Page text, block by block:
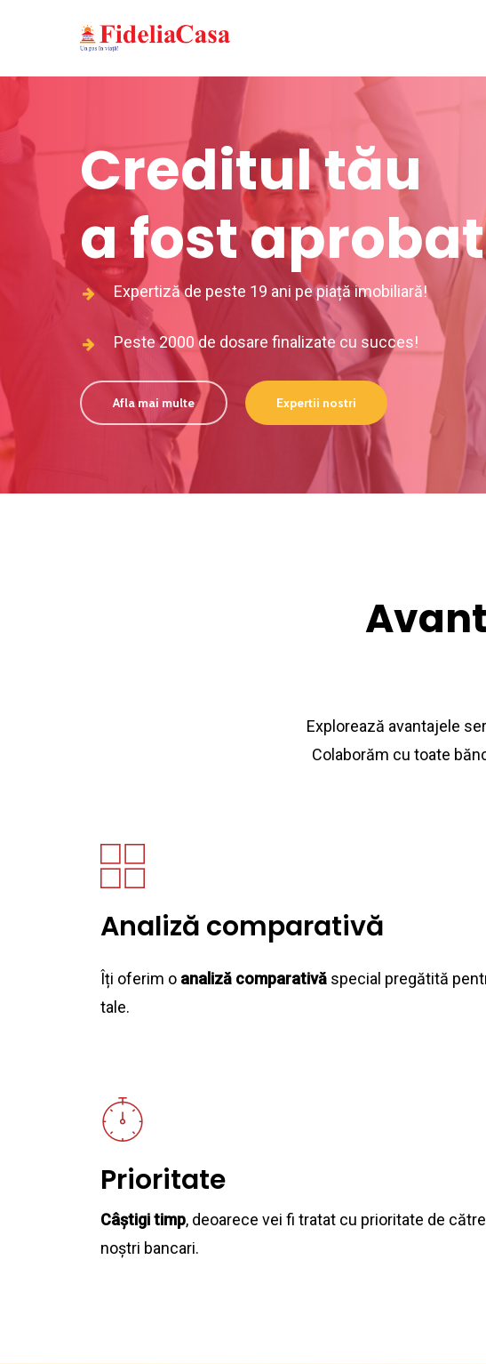
Creditul tău
a fost
Expertiză de peste 19 ani pe piață imobiliară!
Peste 2000 de dosare finalizate cu succes!
Afla mai multe Expertii nostri
Explorează avantajele
Colaborăm cu toate
Analiză comparativă
Îți oferim o analiză comparativă special pregătită
tale.
Prioritate
Câștigi timp, deoarece vei fi tratat cu prioritate de
noștri bancari.